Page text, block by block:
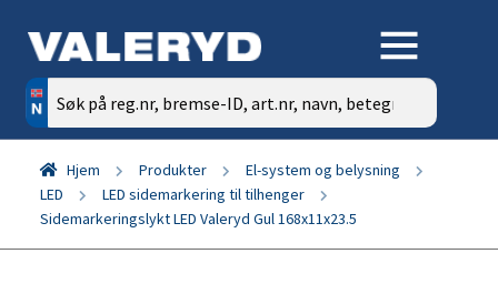
Søk
etter:
Hjem Produkter
El-system og belysning
LED
LED sidemarkering til tilhenger
Sidemarkeringslykt LED Valeryd Gul 168x11x23.5